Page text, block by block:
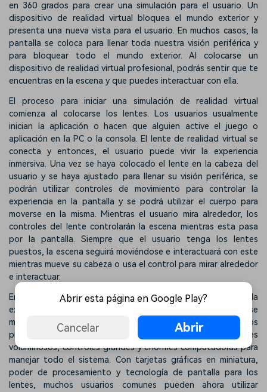
en 360 grados para crear una simulación para el usuario. Un
dispositivo de realidad virtual bloquea el mundo exterior y
presenta una nueva vista para el usuario. En muchos casos, la
pantalla se coloca para llenar toda nuestra visión periférica y
para bloquear todo el mundo exterior. Al colocarse un
dispositivo de realidad virtual profesional, podrás sentir que te
encuentras en la escena y que puedes interactuar con ella.
El proceso para iniciar una simulación de realidad virtual
comienza al colocarse los lentes. Los usuarios usualmente
inician la aplicación o hacen que alguien active el juego o
aplicación en la PC o la consola. El lente de realidad virtual se
conecta y entonces, el usuario puede vivir la experiencia
inmersiva. Una vez se haya colocado el lente en la cabeza del
usuario y se haya ajustado para llenar su visión periférica, se
podrán utilizar controles de movimiento para controlar la
experiencia en la pantalla y se podrá utilizar el cuerpo para
moverse en la misma. Mientras el usuario mira alrededor, los
controles del lente controlarán la escena mientras esta pasa
por la pantalla. Siempre que el usuario tenga los lentes
puestos, la escena seguirá moviéndose e interactuará con este
mientras mueve su cabeza o usa el control para mirar alrededor
e interactuar.
En los primeros días de la tecnología de realidad virtual, la
experiencia estaba lejos de ser inmersiva y debían utilizarse
muchos dispositivos para inclusive comenzar la aplicación. Los
primeros juegos de realidad virtual requerían lentes
voluminosos, controles grandes y enormes computadoras para
manejar todo el sistema. Con tarjetas gráficas en miniatura,
poder de procesamiento y tecnología de pantalla para los
lentes, muchos usuarios comunes pueden ahora utilizar
Abrir esta página en Google Play?
Cancelar Abrir